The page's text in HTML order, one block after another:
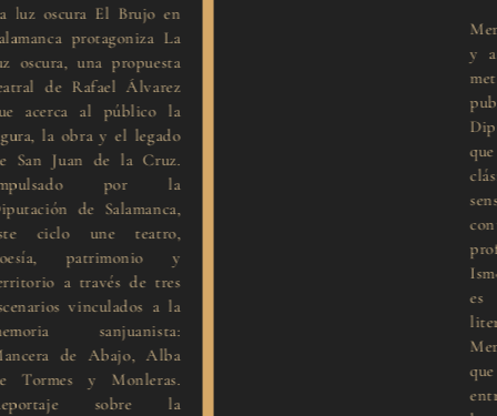
oscura El Brujo en
protagoniza La
una propuesta
de Rafael Álvarez
al público la
la obra y el legado
Juan de la Cruz.
por la
de Salamanca,
ciclo une teatro,
patrimonio y
a través de tres
vinculados a la
sanjuanista:
de Abajo, Alba
y Monleras.
sobre la
y
que
es la
que
entre